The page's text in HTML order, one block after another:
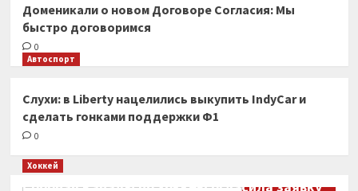
Доменикали о новом Договоре Согласия: Мы
быстро договоримся
0
Автоспорт
Слухи: в Liberty нацелились выкупить IndyCar и
сделать гонками поддержки Ф1
0
Хоккей
Сборная Канады по хоккею огласила заявку